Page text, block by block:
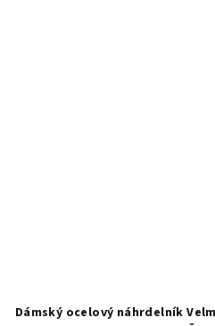
Dámský ocelový náhrdelník